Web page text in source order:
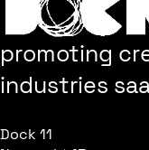
promoting
industries
Dock 11